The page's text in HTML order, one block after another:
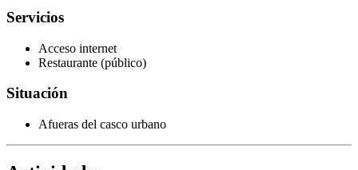
Servicios
Acceso internet
Restaurante (público)
Situación
Afueras del casco urbano